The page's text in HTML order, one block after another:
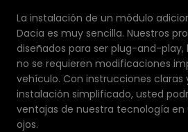
La instalación de un módulo
Dacia es muy sencilla. Nuestros
diseñados para ser plug-and-play,
no se requieren modificaciones
vehículo. Con instrucciones claras
instalación simplificado, usted
ventajas de nuestra tecnología en
ojos.